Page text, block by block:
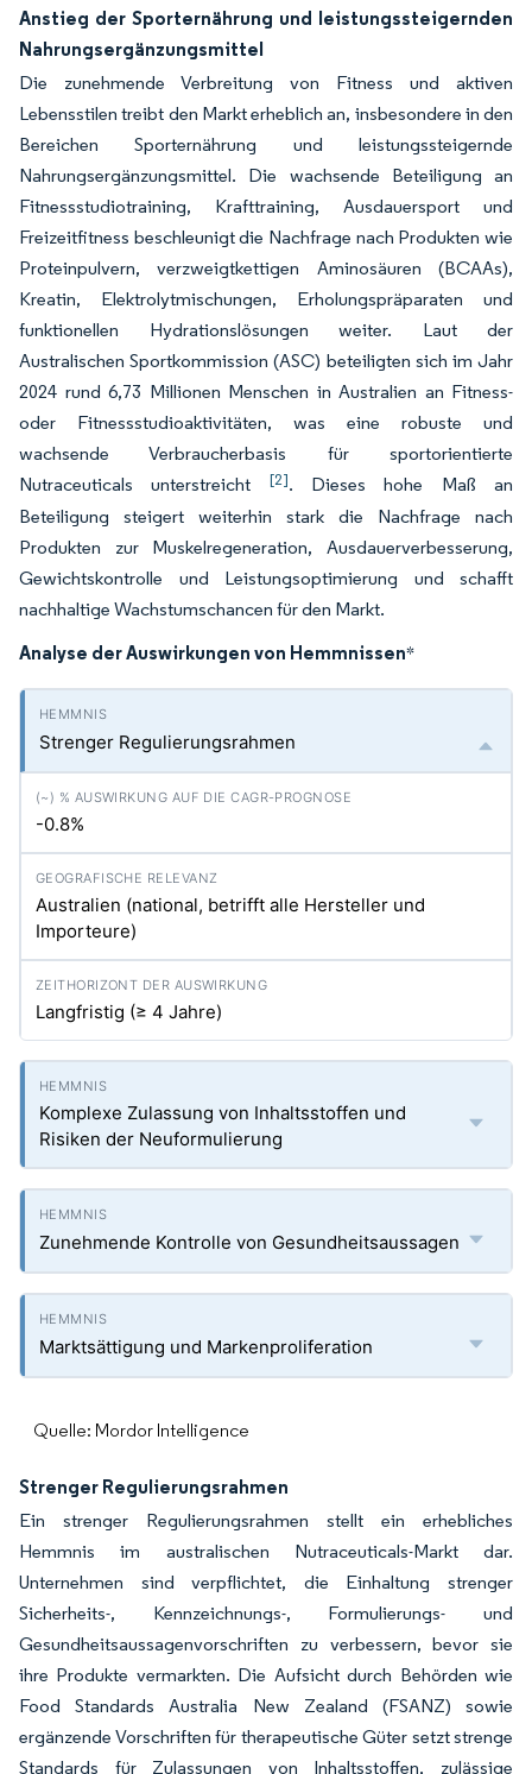
Anstieg der Sporternährung und leistungssteigernden
Nahrungsergänzungsmittel
Die zunehmende Verbreitung von Fitness und aktiven
Lebensstilen treibt den Markt erheblich an, insbesondere in den
Bereichen Sporternährung und leistungssteigernde
Nahrungsergänzungsmittel. Die wachsende Beteiligung an
Fitnessstudiotraining, Krafttraining, Ausdauersport und
Freizeitfitness beschleunigt die Nachfrage nach Produkten wie
Proteinpulvern, verzweigtkettigen Aminosäuren (BCAAs),
Kreatin, Elektrolytmischungen, Erholungspräparaten und
funktionellen Hydrationslösungen weiter. Laut der
Australischen Sportkommission (ASC) beteiligten sich im Jahr
2024 rund 6,73 Millionen Menschen in Australien an Fitness-
oder Fitnessstudioaktivitäten, was eine robuste und
wachsende Verbraucherbasis für sportorientierte
Nutraceuticals unterstreicht [2]. Dieses hohe Maß an
Beteiligung steigert weiterhin stark die Nachfrage nach
Produkten zur Muskelregeneration, Ausdauerverbesserung,
Gewichtskontrolle und Leistungsoptimierung und schafft
nachhaltige Wachstumschancen für den Markt.
Analyse der Auswirkungen von Hemmnissen*
Strenger Regulierungsrahmen
-0.8%
Australien (national, betrifft alle Hersteller und
Importeure)
Langfristig (≥ 4 Jahre)
Komplexe Zulassung von Inhaltsstoffen und
Risiken der Neuformulierung
Zunehmende Kontrolle von Gesundheitsaussagen
Marktsättigung und Markenproliferation
Quelle: Mordor Intelligence
Strenger Regulierungsrahmen
Ein strenger Regulierungsrahmen stellt ein erhebliches
Hemmnis im australischen Nutraceuticals-Markt dar.
Unternehmen sind verpflichtet, die Einhaltung strenger
Sicherheits-, Kennzeichnungs-, Formulierungs- und
Gesundheitsaussagenvorschriften zu verbessern, bevor sie
ihre Produkte vermarkten. Die Aufsicht durch Behörden wie
Food Standards Australia New Zealand (FSANZ) sowie
ergänzende Vorschriften für therapeutische Güter setzt strenge
Standards für Zulassungen von Inhaltsstoffen, zulässige